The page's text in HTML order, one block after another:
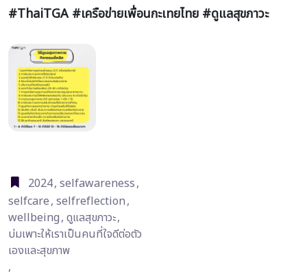
#ThaiTGA #เครือข่ายเพื่อนกะเทยไทย #ดูแลสุขภาวะ
2024, selfawareness,
selfcare, selfreflection,
wellbeing, ดูแลสุขภาวะ,
บ่มเพาะให้เราเป็นคนที่ใจดีต่อตัว
เองและสุขภาพ
,